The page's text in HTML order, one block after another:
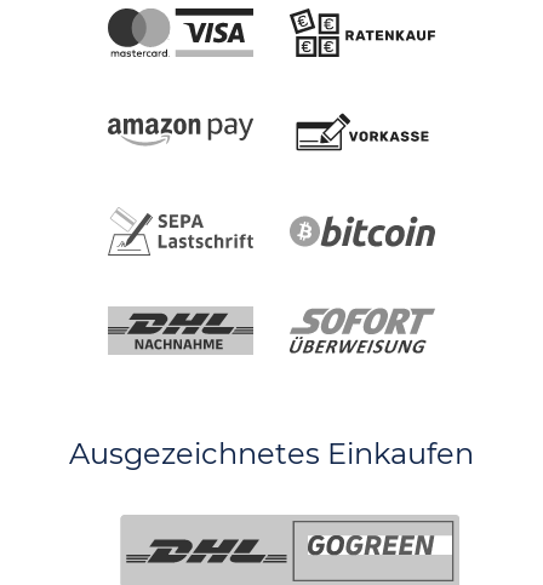
Ausgezeichnetes Einkaufen